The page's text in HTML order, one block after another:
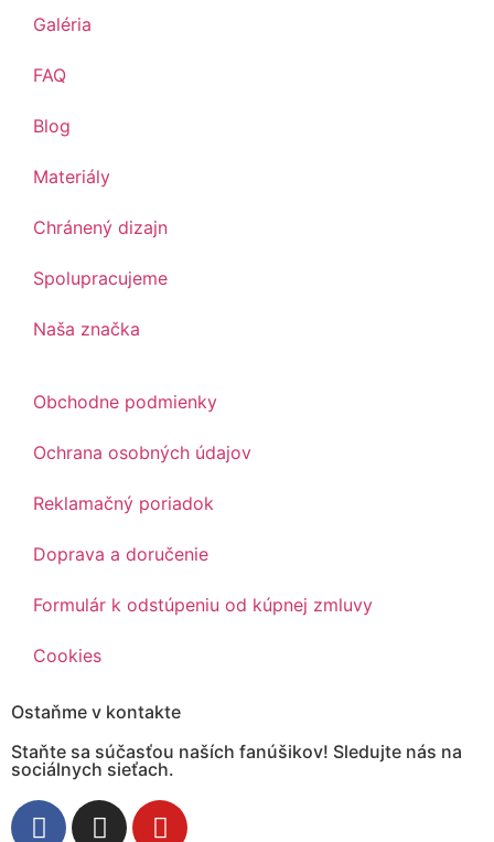
Galéria
FAQ
Blog
Materiály
Chránený dizajn
Spolupracujeme
Naša značka
Obchodne podmienky
Ochrana osobných údajov
Reklamačný poriadok
Doprava a doručenie
Formulár k odstúpeniu od kúpnej zmluvy
Cookies
Ostaňme v kontakte
Staňte sa súčasťou naších fanúšikov! Sledujte nás na
sociálnych sieťach.